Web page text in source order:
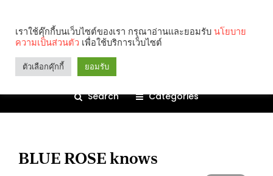
Search Categories
BLUE ROSE knows
เราใช้คุ๊กกี้บนเว็บไซต์ของเรา กรุณาอ่านและยอมรับ นโยบาย
ความเป็นส่วนตัว เพื่อใช้บริการเว็บไซต์
ตัวเลือกคุ๊กกี้ ยอมรับ